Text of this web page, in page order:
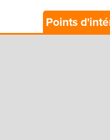
Points